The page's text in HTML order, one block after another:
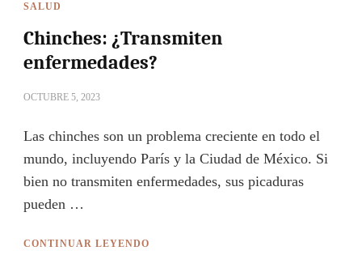
SALUD
Chinches: ¿Transmiten
enfermedades?
OCTUBRE 5, 2023
Las chinches son un problema creciente en todo el
mundo, incluyendo París y la Ciudad de México. Si
bien no transmiten enfermedades, sus picaduras
pueden …
CONTINUAR LEYENDO